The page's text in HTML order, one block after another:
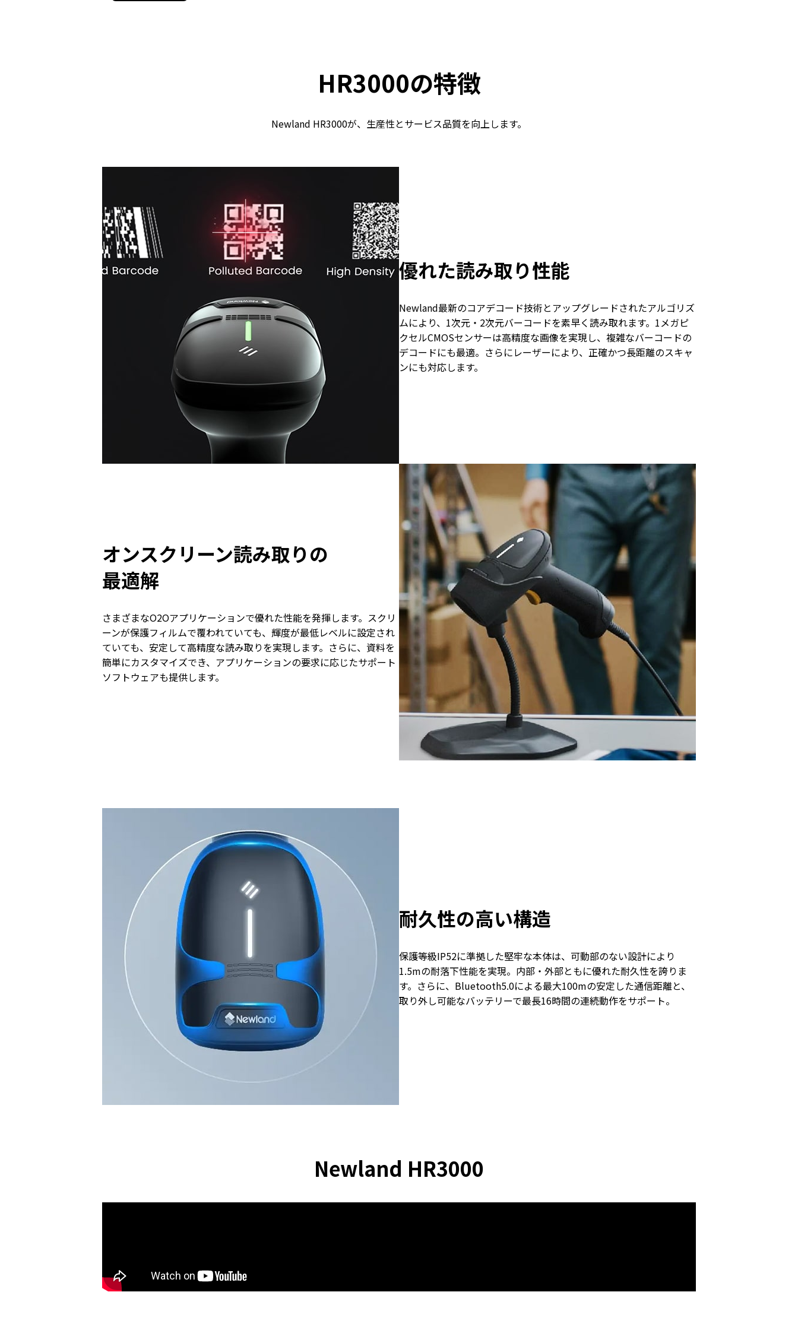
HR3000の特徴
Newland HR3000が、生産性とサービス品質を向上します。
優れた読み取り性能
Newland最新のコアデコード技術とアップグレードされたアルゴリズ
ムにより、1次元・2次元バーコードを素早く読み取れます。1メガピ
クセルCMOSセンサーは高精度な画像を実現し、複雑なバーコードの
デコードにも最適。さらにレーザーにより、正確かつ長距離のスキャ
ンにも対応します。
オンスクリーン読み取りの
最適解
さまざまなO2Oアプリケーションで優れた性能を発揮します。スクリ
ーンが保護フィルムで覆われていても、輝度が最低レベルに設定され
ていても、安定して高精度な読み取りを実現します。さらに、資料を
簡単にカスタマイズでき、アプリケーションの要求に応じたサポート
ソフトウェアも提供します。
耐久性の高い構造
保護等級IP52に準拠した堅牢な本体は、可動部のない設計により
1.5mの耐落下性能を実現。内部・外部ともに優れた耐久性を誇りま
す。さらに、Bluetooth5.0による最大100mの安定した通信距離と、
取り外し可能なバッテリーで最長16時間の連続動作をサポート。
Newland HR3000